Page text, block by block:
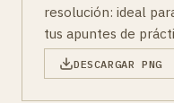
resolución: ideal
tus apuntes de
DESCARGAR PNG